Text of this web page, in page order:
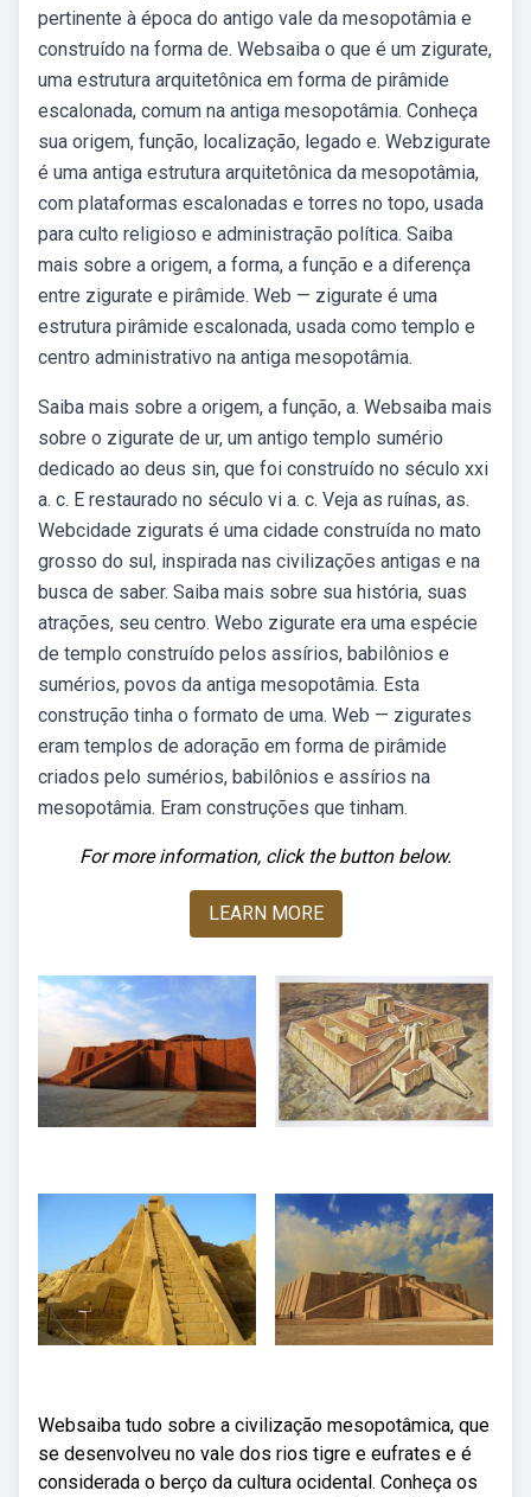
pertinente à época do antigo vale da mesopotâmia e
construído na forma de. Websaiba o que é um zigurate,
uma estrutura arquitetônica em forma de pirâmide
escalonada, comum na antiga mesopotâmia. Conheça
sua origem, função, localização, legado e. Webzigurate
é uma antiga estrutura arquitetônica da mesopotâmia,
com plataformas escalonadas e torres no topo, usada
para culto religioso e administração política. Saiba
mais sobre a origem, a forma, a função e a diferença
entre zigurate e pirâmide. Web — zigurate é uma
estrutura pirâmide escalonada, usada como templo e
centro administrativo na antiga mesopotâmia.
Saiba mais sobre a origem, a função, a. Websaiba mais
sobre o zigurate de ur, um antigo templo sumério
dedicado ao deus sin, que foi construído no século xxi
a. c. E restaurado no século vi a. c. Veja as ruínas, as.
Webcidade zigurats é uma cidade construída no mato
grosso do sul, inspirada nas civilizações antigas e na
busca de saber. Saiba mais sobre sua história, suas
atrações, seu centro. Webo zigurate era uma espécie
de templo construído pelos assírios, babilônios e
sumérios, povos da antiga mesopotâmia. Esta
construção tinha o formato de uma. Web — zigurates
eram templos de adoração em forma de pirâmide
criados pelo sumérios, babilônios e assírios na
mesopotâmia. Eram construções que tinham.
For more information, click the button below.
LEARN MORE
Websaiba tudo sobre a civilização mesopotâmica, que
se desenvolveu no vale dos rios tigre e eufrates e é
considerada o berço da cultura ocidental. Conheça os